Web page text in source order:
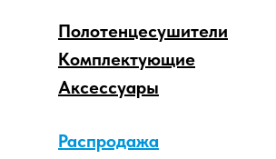
Аксессуары
Распродажа
Комплектующие
Полотенцесушители